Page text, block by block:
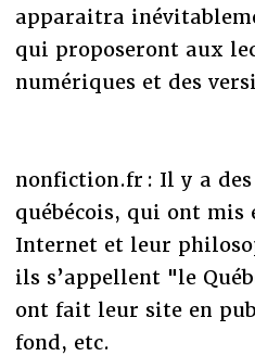
apparaitra
qui proposeront aux
numériques et des
nonfiction.fr : Il y a
québécois, qui ont mis
Internet et leur
ils s’appellent "le
ont fait leur site en
fond, etc.